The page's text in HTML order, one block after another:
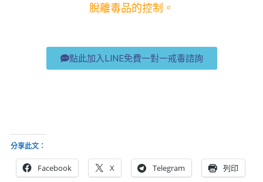
脫離毒品的控制。
點此加入LINE免費一對一戒毒諮詢
分享此文：
Facebook X Telegram 列印